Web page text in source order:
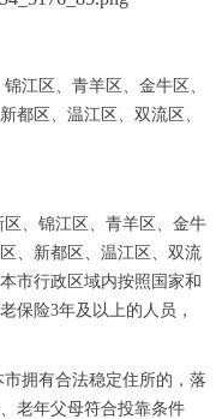
江区、青羊区、金牛区、
都区、温江区、双流区、
、锦江区、青羊区、金牛
、新都区、温江区、双流
市行政区域内按照国家和
保险3年及以上的人员，
拥有合法稳定住所的，落
老年父母符合投靠条件